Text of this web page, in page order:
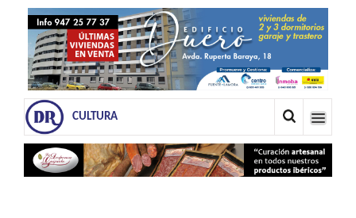
CULTURA